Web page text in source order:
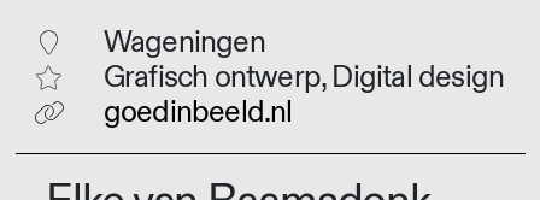
Wageningen
Grafisch ontwerp, Digital design
goedinbeeld.nl